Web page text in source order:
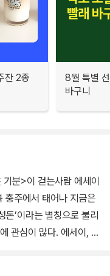
잔 2종
8월 특별
바구니
분>이 걷는사람 에세이
충주에서 태어나 지금은
돈’이라는 별칭으로 불리
관심이 많다. 에세이, 소